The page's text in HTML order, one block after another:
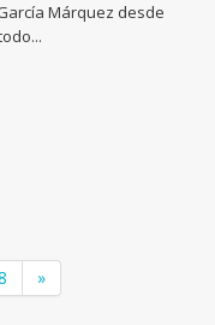
Márquez desde
»